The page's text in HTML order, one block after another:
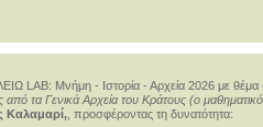
LAB: Μνήμη - Ιστορία - Αρχεία 2026 με θέμα
τα Γενικά Αρχεία του Κράτους (ο
Καλαμαρί, , προσφέροντας τη δυνατότητα: